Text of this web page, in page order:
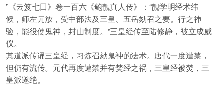
”《云笈七囗》卷一百六《鲍靓真人传》：“靓学明经术纬
候，师左元放，受中部法及三皇、五岳劾召之要。行之神
验，能役使鬼神，封山制度。”三皇经传至陆修静，被立成威
仪。
其道派传诵三皇经，习炼召劾鬼神的法术。唐代一度遭禁，
但仍有流传。元代再度遭禁并有焚经之祸，三皇经被焚，三
皇派遂绝。